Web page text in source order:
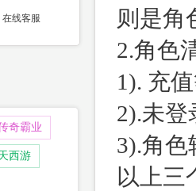
在线客服
奇霸业
西游
则是角
2.角
1). 充
2).未
3).角
以上三